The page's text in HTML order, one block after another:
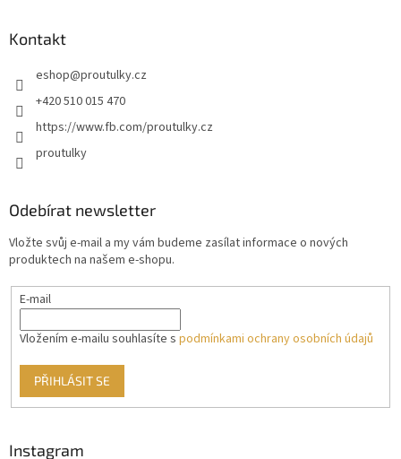
Kontakt
eshop@proutulky.cz
+420 510 015 470
https://www.fb.com/proutulky.cz
proutulky
Odebírat newsletter
Vložte svůj e-mail a my vám budeme zasílat informace o nových
produktech na našem e-shopu.
E-mail
Vložením e-mailu souhlasíte s podmínkami ochrany osobních údajů
PŘIHLÁSIT SE
Instagram